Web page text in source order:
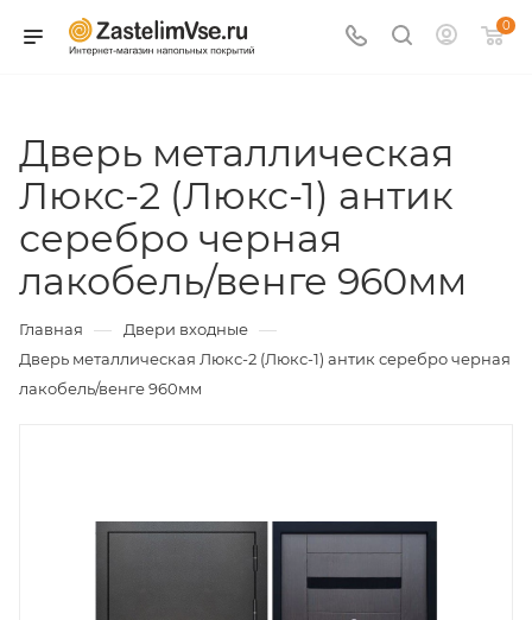
0
Дверь металлическая
Люкс-2 (Люкс-1) антик
серебро черная
лакобель/венге 960мм
Главная — Двери входные —
Дверь металлическая Люкс-2 (Люкс-1) антик серебро черная
лакобель/венге 960мм